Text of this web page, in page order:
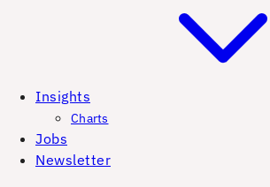
Insights
Charts
Jobs
Newsletter